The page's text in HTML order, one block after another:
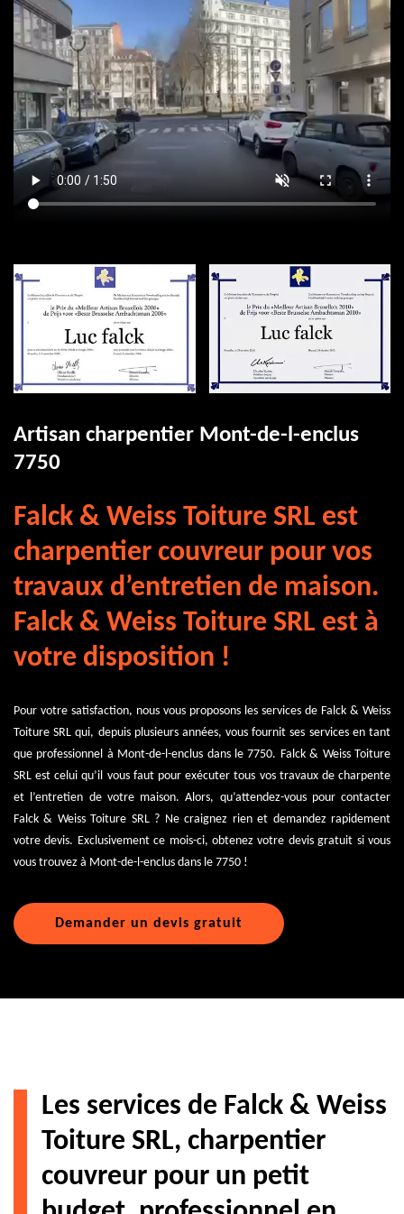
Artisan charpentier Mont-de-l-enclus
7750
Falck & Weiss Toiture SRL est
charpentier couvreur pour vos
travaux d’entretien de maison.
Falck & Weiss Toiture SRL est à
votre disposition !
Pour votre satisfaction, nous vous proposons les services de Falck & Weiss
Toiture SRL qui, depuis plusieurs années, vous fournit ses services en tant
que professionnel à Mont-de-l-enclus dans le 7750. Falck & Weiss Toiture
SRL est celui qu’il vous faut pour exécuter tous vos travaux de charpente
et l’entretien de votre maison. Alors, qu’attendez-vous pour contacter
Falck & Weiss Toiture SRL ? Ne craignez rien et demandez rapidement
votre devis. Exclusivement ce mois-ci, obtenez votre devis gratuit si vous
vous trouvez à Mont-de-l-enclus dans le 7750 !
Demander un devis gratuit
Les services de Falck & Weiss
Toiture SRL, charpentier
couvreur pour un petit